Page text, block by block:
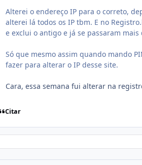
Alterei o endereço IP para o correto,
alterei lá todos os IP tbm. E no
e exclui o antigo e já se passaram mais
Só que mesmo assim quando mando
fazer para alterar o IP desse site.
Cara, essa semana fui alterar na
Citar